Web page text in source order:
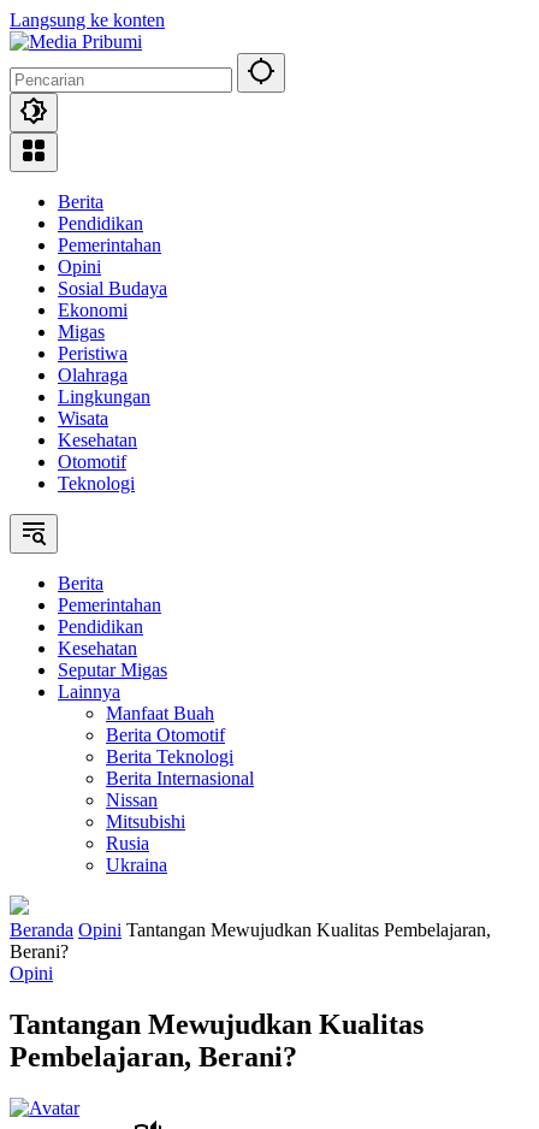
Langsung ke konten
Berita
Pendidikan
Pemerintahan
Opini
Sosial Budaya
Ekonomi
Migas
Peristiwa
Olahraga
Lingkungan
Wisata
Kesehatan
Otomotif
Teknologi
Berita
Pemerintahan
Pendidikan
Kesehatan
Seputar Migas
Lainnya
Manfaat Buah
Berita Otomotif
Berita Teknologi
Berita Internasional
Nissan
Mitsubishi
Rusia
Ukraina
Beranda Opini Tantangan Mewujudkan Kualitas Pembelajaran,
Berani?
Opini
Tantangan Mewujudkan Kualitas
Pembelajaran, Berani?